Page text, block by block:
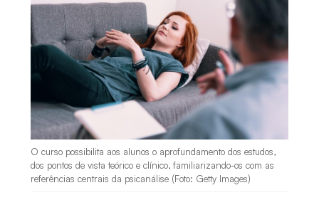
O curso possibilita aos alunos o aprofundamento dos estudos,
dos pontos de vista teórico e clínico, familiarizando-os com as
referências centrais da psicanálise (Foto: Getty Images)